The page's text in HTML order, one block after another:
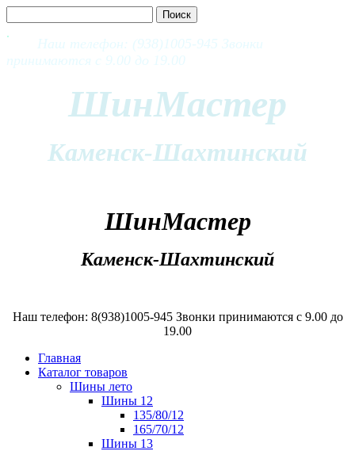
Наш телефон: (938)1005-945 Звонки
принимаются с 9.00 до 19.00
ШинМастер
Каменск-Шахтинский
ШинМастер
Каменск-Шахтинский
Наш телефон: 8(938)1005-945 Звонки принимаются с 9.00 до
19.00
Главная
Каталог товаров
Шины лето
Шины 12
135/80/12
165/70/12
Шины 13